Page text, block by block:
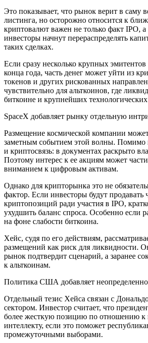
Это показывает, что рынок верит в саму
листинга, но осторожно относится к
криптовалют важен не только факт IPO, а
инвесторы начнут перераспределять
таких сделках.
Если сразу несколько крупных
конца года, часть денег может уйти из
токенов и других рискованных
чувствительно для альткоинов, где
биткоине и крупнейших
SpaceX добавляет рынку отдельную
Размещение космической компании
заметным событием этой волны. Помимо
и криптосвязь: в документах раскрыто
Поэтому интерес к ее акциям может
вниманием к цифровым активам.
Однако для крипторынка это не
фактор. Если инвесторы будут продавать
криптопозиций ради участия в IPO,
ухудшить баланс спроса. Особенно если
на фоне слабости биткоина.
Хейс, судя по его действиям,
размещений как риск для ликвидности.
рынок подтвердит сценарий, а заранее
к альткоинам.
Политика США добавляет
Отдельный тезис Хейса связан с
сектором. Инвестор считает, что
более жесткую позицию по отношению к
интеллекту, если это поможет
промежуточными выборами.